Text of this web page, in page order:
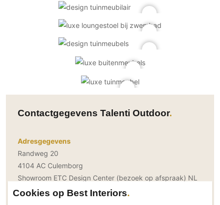
Keukenaccessoires
Ramen en deuren
Systeemwanden
Raambeslag
Meubelbeslag
Houten gevelbekleding
Zonwering buiten
Contactgegevens Talenti Outdoor
Adresgegevens
Randweg 20
4104 AC Culemborg
Showroom ETC Design Center (bezoek op afspraak) NL
Bereikbaar via
Cookies op Best Interiors